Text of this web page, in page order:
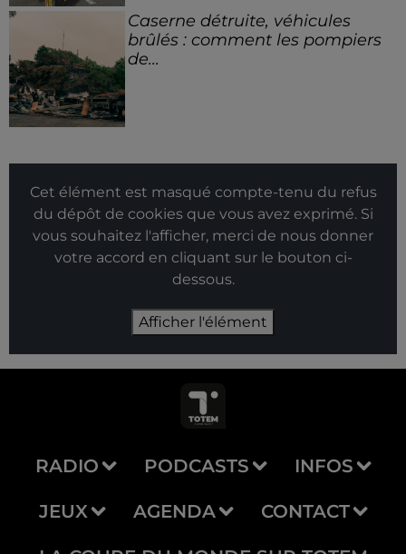
Caserne détruite, véhicules
brûlés : comment les pompiers
de...
Cet élément est masqué compte-tenu du refus
du dépôt de cookies que vous avez exprimé. Si
vous souhaitez l'afficher, merci de nous donner
votre accord en cliquant sur le bouton ci-
dessous.
Afficher l'élément
RADIO PODCASTS INFOS
JEUX AGENDA CONTACT